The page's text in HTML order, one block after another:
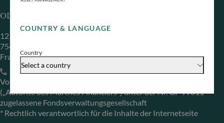
COUNTRY & LANGUAGE
Country
Select a country
ODDO BHF Asset Management SAS*
12 boulevard de la Madeleine
75440 Paris Cedex 09
Frankreich
Von der französischen Finanzmarktaufsichtsbehörde
(„Autorité des Marchés Financiers“) unter der Nr. GP 99011
zugelassene Fondsverwaltungsgesellschaft
* Rechtlich verantwortlich für die Inhalte der Internetseite